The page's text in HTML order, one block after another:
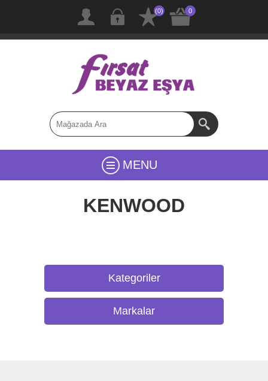
(0) 0
MENU
KENWOOD
Kategoriler
Markalar